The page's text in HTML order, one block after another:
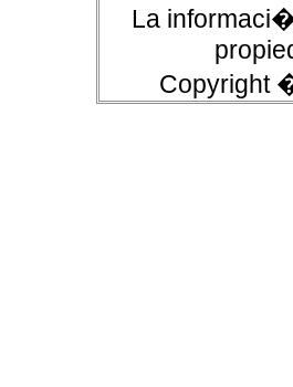
La
Copyright